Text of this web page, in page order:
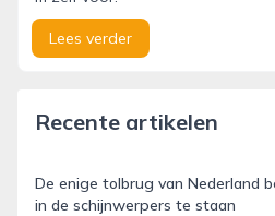
Lees verder
Recente artikelen
De enige tolbrug van Nederland
in de schijnwerpers te staan